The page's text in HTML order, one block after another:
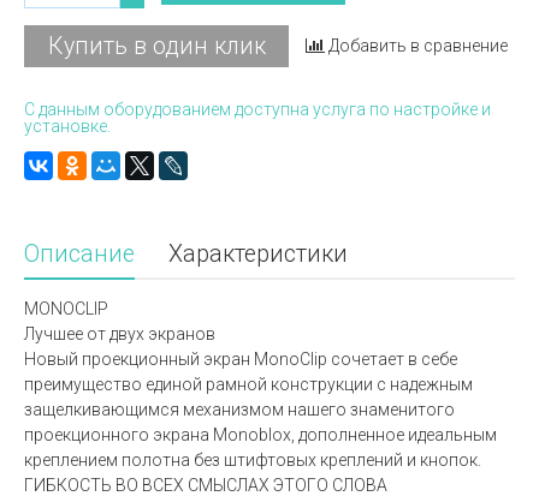
Купить в один клик Добавить в сравнение
С данным оборудованием доступна услуга по настройке и
установке.
Описание Характеристики
MONOCLIP
Лучшее от двух экранов
Новый проекционный экран MonoClip сочетает в себе
преимущество единой рамной конструкции с надежным
защелкивающимся механизмом нашего знаменитого
проекционного экрана Monoblox, дополненное идеальным
креплением полотна без штифтовых креплений и кнопок.
ГИБКОСТЬ ВО ВСЕХ СМЫСЛАХ ЭТОГО СЛОВА